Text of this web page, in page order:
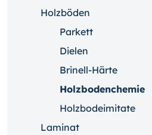
Holzböden
Parkett
Dielen
Brinell-Härte
Holzbodenchemie
Holzbodeimitate
Laminat